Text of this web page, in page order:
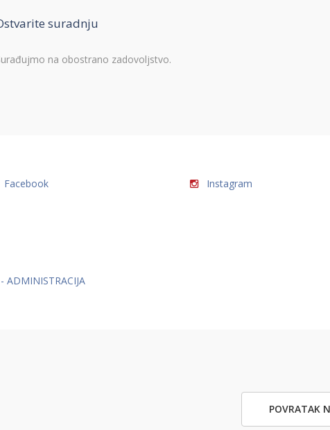
suradnju
na obostrano zadovoljstvo.
Facebook Instagram
POVRATAK